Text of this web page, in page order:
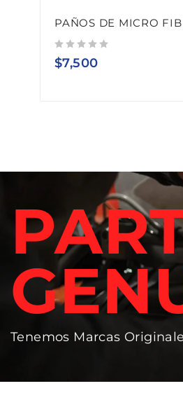
PAÑOS DE MICRO
$7,500
Tenemos Marcas